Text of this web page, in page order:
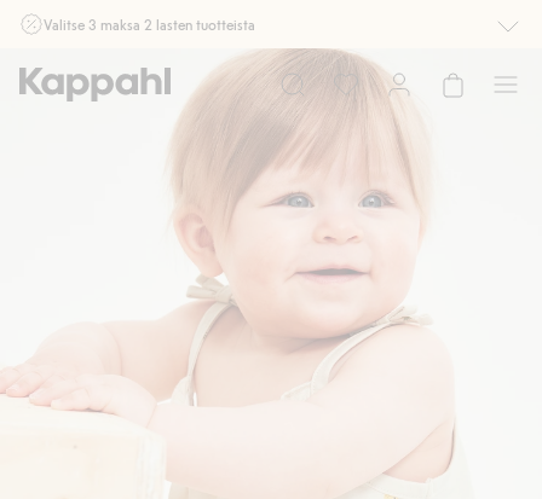
Valitse 3 maksa 2 lasten tuotteista
Ei Newbie. Ostaessasi 2 tuotetta tai enemmän. Voimassa 3-16.8. asti
myymälässä ja verkossa. Ei voi yhdistää muihin alennuksiin tai tarjouksiin.